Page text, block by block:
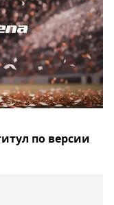
по версии